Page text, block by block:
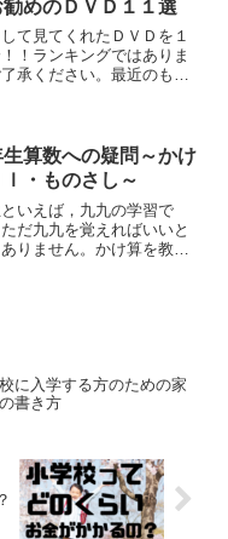
ります。✔...
めのＤＶＤ１１選
て見てくれたＤＶＤを１
！ランキングではありま
承ください。最近のもの
どもが食...
算数への疑問～かけ
・ものさし～
いえば，九九の学習で
だ九九を覚えればいいと
りません。かけ算を教え
に入学する方のための家
書き方